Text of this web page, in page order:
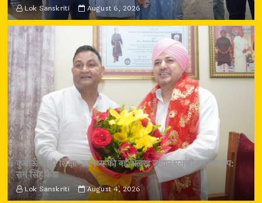
Lok Sanskriti August 6, 2026
कुमाऊँ में भी शिक्षा-स्वास्थ्य की नई अलख जगाए एसजीआरआर ग्रुप:
राम सिंह कैड़ा
Lok Sanskriti August 4, 2026